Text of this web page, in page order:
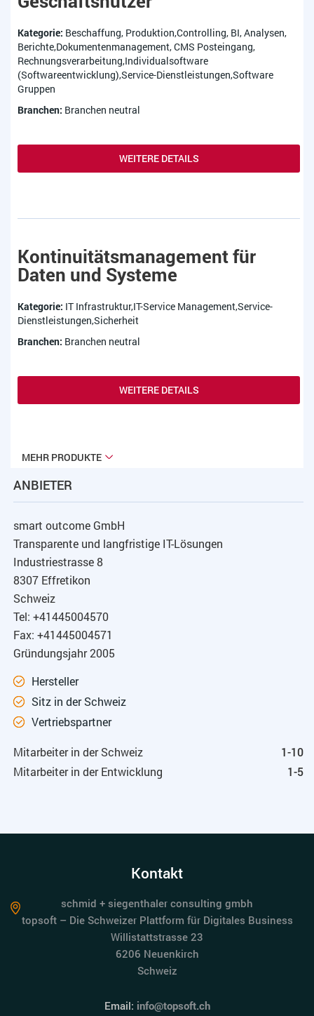
Kategorie: Beschaffung, Produktion,Controlling, BI, Analysen,
Berichte,Dokumentenmanagement, CMS Posteingang,
Rechnungsverarbeitung,Individualsoftware
(Softwareentwicklung),Service-Dienstleistungen,Software
Gruppen
Branchen: Branchen neutral
WEITERE DETAILS
Kontinuitätsmanagement für
Daten und Systeme
Kategorie: IT Infrastruktur,IT-Service Management,Service-
Dienstleistungen,Sicherheit
Branchen: Branchen neutral
WEITERE DETAILS
MEHR PRODUKTE
ANBIETER
smart outcome GmbH
Transparente und langfristige IT-Lösungen
Industriestrasse 8
8307 Effretikon
Schweiz
Tel: +41445004570
Fax: +41445004571
Gründungsjahr 2005
Hersteller
Sitz in der Schweiz
Vertriebspartner
Mitarbeiter in der Schweiz
1-10
Mitarbeiter in der Entwicklung
1-5
Kontakt
schmid + siegenthaler consulting gmbh
topsoft – Die Schweizer Plattform für Digitales Business
Willistattstrasse 23
6206 Neuenkirch
Schweiz
Email: info@topsoft.ch